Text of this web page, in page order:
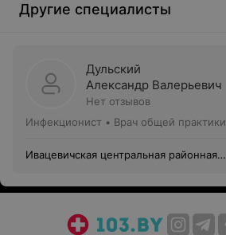
Другие специалисты
Дульский
Александр Валерьевич
Нет отзывов
Инфекционист • Врач общей практики
Ивацевичская центральная районная